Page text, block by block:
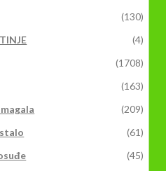
(130)
(4)
(1708)
(163)
(209)
(61)
(45)